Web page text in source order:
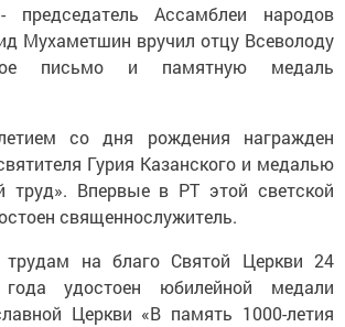
председатель Ассамблеи народов
Мухаметшин вручил отцу Всеволоду
письмо и памятную медаль
со дня рождения награжден
Гурия Казанского и медалью
труд». Впервые в РТ этой светской
священнослужитель.
на благо Святой Церкви 24
удостоен юбилейной медали
Церкви «В память 1000-летия